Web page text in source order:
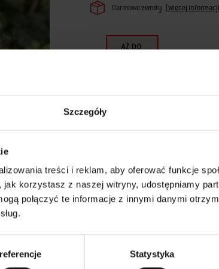
Szczegóły
treści i reklam, aby oferować funkcje
korzystasz z naszej witryny, udostępniamy
połączyć te informacje z innymi danymi
Statystyka
przystawek
· Zapłon Snap-Jet umożliwia
· Komora grilla z odlewu
· Szyny aromatyzujące Flavorizer®
· System odprowadzania tłuszczu
· 4 haczyki na przybory sprawiają,
· Szafka z drzwiczkami pozwala
· Ruszt do podgrzewania utrzymuje
bułek nad głównymi rusztami do
· Nierdzewny wkład płyty
· Rożen (sprzedawany oddzielnie)
Darmowe zwroty (więcej informacji
* Warunki